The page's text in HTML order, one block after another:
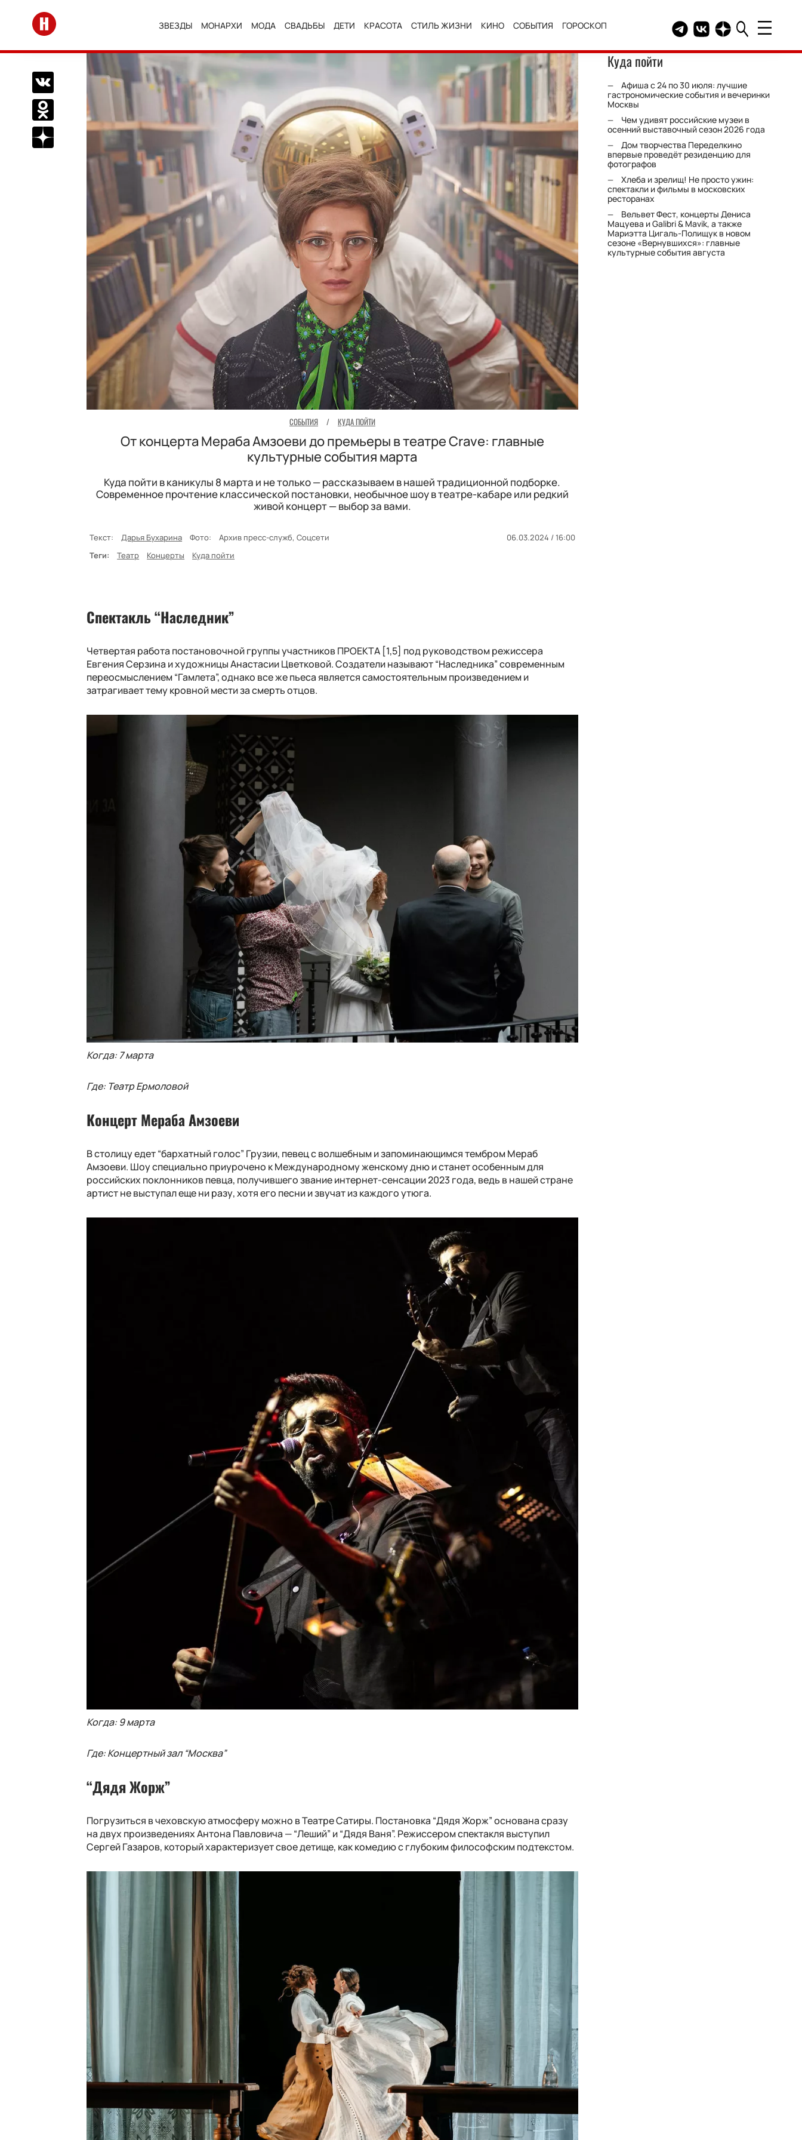
Перейти на главную
ЗВЕЗДЫ МОНАРХИ МОДА СВАДЬБЫ ДЕТИ КРАСОТА СТИЛЬ ЖИЗНИ КИНО СОБЫТИЯ ГОРОСКОП Telegram канал HELLO
Группа HELLO
Канал HELLO в
Поделиться Вконтакте
Поделиться в Одноклассниках
Подписаться на нас в Дзен
СОБЫТИЯ / КУДА ПОЙТИ
От концерта Мераба Амзоеви до премьеры в театре Crave: главные
культурные события марта
Куда пойти в каникулы 8 марта и не только — рассказываем в нашей традиционной подборке.
Современное прочтение классической постановки, необычное шоу в театре-кабаре или редкий
живой концерт — выбор за вами.
Текст: Дарья Бухарина Фото: Архив пресс-служб, Соцсети
06.03.2024 / 16:00
Теги:
Театр Концерты Куда пойти
Спектакль “Наследник”
Четвертая работа постановочной группы участников ПРОЕКТА [1,5] под руководством режиссера
Евгения Серзина и художницы Анастасии Цветковой. Создатели называют “Наследника” современным
переосмыслением “Гамлета”, однако все же пьеса является самостоятельным произведением и
затрагивает тему кровной мести за смерть отцов.
Когда: 7 марта
Где: Театр Ермоловой
Концерт Мераба Амзоеви
В столицу едет “бархатный голос” Грузии, певец с волшебным и запоминающимся тембром Мераб
Амзоеви. Шоу специально приурочено к Международному женскому дню и станет особенным для
российских поклонников певца, получившего звание интернет-сенсации 2023 года, ведь в нашей стране
артист не выступал еще ни разу, хотя его песни и звучат из каждого утюга.
Когда: 9 марта
Где: Концертный зал “Москва”
“Дядя Жорж”
Погрузиться в чеховскую атмосферу можно в Театре Сатиры. Постановка “Дядя Жорж” основана сразу
на двух произведениях Антона Павловича — “Леший” и “Дядя Ваня”. Режиссером спектакля выступил
Сергей Газаров, который характеризует свое детище, как комедию с глубоким философским подтекстом.
Куда пойти
Афиша с 24 по 30 июля: лучшие
гастрономические события и вечеринки
Москвы
Чем удивят российские музеи в
осенний выставочный сезон 2026 года
Дом творчества Переделкино
впервые проведёт резиденцию для
фотографов
Хлеба и зрелищ! Не просто ужин:
спектакли и фильмы в московских
ресторанах
Вельвет Фест, концерты Дениса
Мацуева и Galibri & Mavik, а также
Мариэтта Цигаль-Полищук в новом
сезоне «Вернувшихся»: главные
культурные события августа